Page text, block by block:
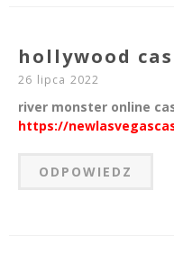
hollywood
26 lipca 2022
river monster online
https://
ODPOWIEDZ